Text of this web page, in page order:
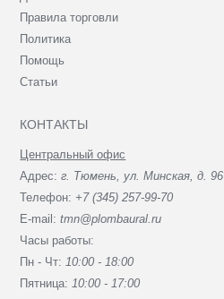
Правила торговли
Политика
Помощь
Статьи
КОНТАКТЫ
Центральный офис
Адрес:г. Тюмень, ул. Минская, д. 96
Телефон: +7 (345) 257-99-70
E-mail:tmn@plombaural.ru
Часы работы:
Пн - Чт:10:00 - 18:00
Пятница:10:00 - 17:00